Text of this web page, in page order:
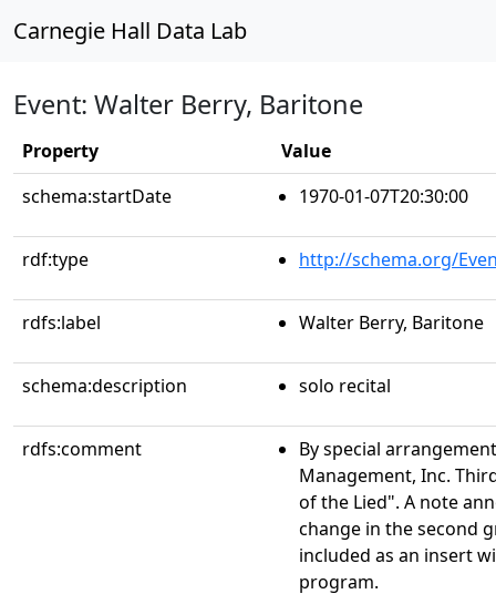
Carnegie Hall Data Lab
Event: Walter Berry, Baritone
Property
Value
schema:startDate
1970-01-07T20:30:00
rdf:type http://schema.org/
rdfs:label Walter Berry, Baritone
schema:description solo recital
rdfs:comment
By special
Management, Inc.
of the Lied". A note
change in the second
included as an insert
program.